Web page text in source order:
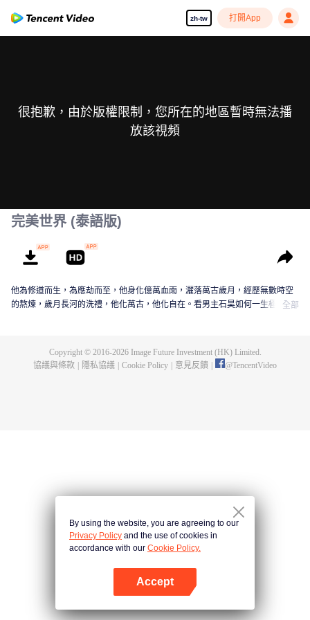
zh-tw 打開App
很抱歉，由於版權限制，您所在的地區暫時無法播
放該視頻
完美世界 (泰語版)
他為修道而生，為應劫而至，他身化億萬血雨，灑落萬古歲月，經歷無數時空
的熬煉，歲月長河的洗禮，他化萬古，他化自在。看男主石昊如何一生極致輝
全部
Copyright © 2016-2026Image Future Investment (HK) Limited.
協議與條款
隱私協議 Cookie Policy 意見反饋 @TencentVideo
By using the website, you are agreeing to our
Privacy Policy and the use of cookies in
accordance with our Cookie Policy.
Accept